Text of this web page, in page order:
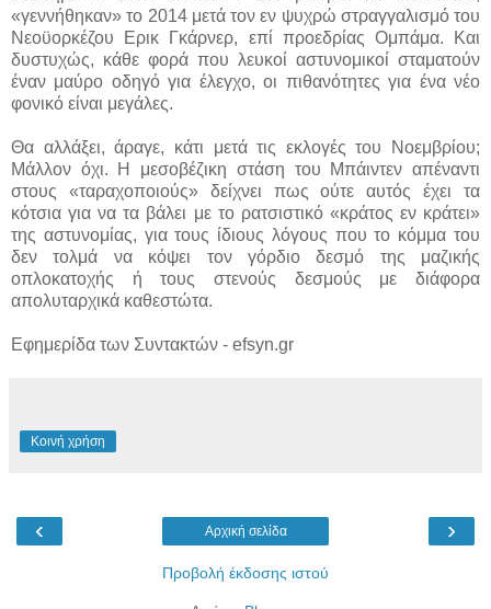
«γεννήθηκαν» το 2014 μετά τον εν ψυχρώ στραγγαλισμό του
Νεοϋορκέζου Ερικ Γκάρνερ, επί προεδρίας Ομπάμα. Και
δυστυχώς, κάθε φορά που λευκοί αστυνομικοί σταματούν
έναν μαύρο οδηγό για έλεγχο, οι πιθανότητες για ένα νέο
φονικό είναι μεγάλες.
Θα αλλάξει, άραγε, κάτι μετά τις εκλογές του Νοεμβρίου;
Μάλλον όχι. Η μεσοβέζικη στάση του Μπάιντεν απέναντι
στους «ταραχοποιούς» δείχνει πως ούτε αυτός έχει τα
κότσια για να τα βάλει με το ρατσιστικό «κράτος εν κράτει»
της αστυνομίας, για τους ίδιους λόγους που το κόμμα του
δεν τολμά να κόψει τον γόρδιο δεσμό της μαζικής
οπλοκατοχής ή τους στενούς δεσμούς με διάφορα
απολυταρχικά καθεστώτα.
Εφημερίδα των Συντακτών - efsyn.gr
Κοινή χρήση
‹ ›
Αρχική σελίδα
Προβολή έκδοσης ιστού